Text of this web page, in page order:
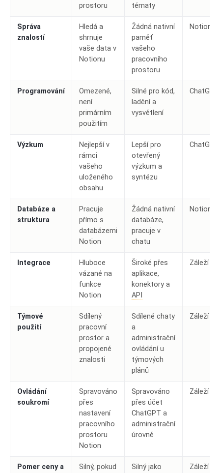
prostoru
tématy
Správa
znalostí
Hledá a
shrnuje
vaše data v
Notionu
Žádná nativní
paměť
vašeho
pracovního
prostoru
Notion AI
Programování
Omezené,
není
primárním
použitím
Silné pro kód,
ladění a
vysvětlení
ChatGPT
Výzkum
Nejlepší v
rámci
vašeho
uloženého
obsahu
Lepší pro
otevřený
výzkum a
syntézu
ChatGPT
Databáze a
struktura
Pracuje
přímo s
databázemi
Notion
Žádná nativní
databáze,
pracuje v
chatu
Notion AI
Integrace
Hluboce
vázané na
funkce
Notion
Široké přes
aplikace,
konektory a
API
Záleží
Týmové
použití
Sdílený
pracovní
prostor a
propojené
znalosti
Sdílené chaty
a
administrační
ovládání u
týmových
plánů
Záleží
Ovládání
soukromí
Spravováno
přes
nastavení
pracovního
prostoru
Notion
Spravováno
přes účet
ChatGPT a
administrační
úrovně
Záleží
Pomer ceny a
Silný, pokud
Silný jako
Záleží